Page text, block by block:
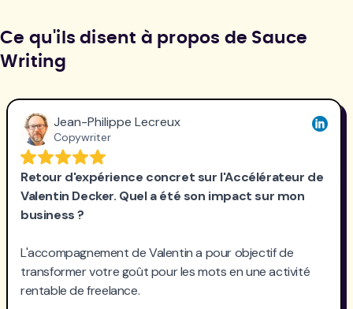
Ce qu'ils disent à propos de Sauce
Writing